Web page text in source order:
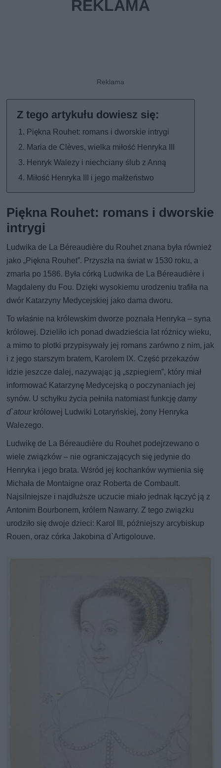
Piękna Rouhet: romans i dworskie intrygi
Maria de Clèves, wielka miłość Henryka III
Henryk Walezy i niechciany ślub z Anną
Miłość Henryka III i jego małżeństwo
Piękna Rouhet: romans i dworskie
intrygi
Ludwika de La Béreaudière du Rouhet znana była również
jako „Piękna Rouhet”. Przyszła na świat w 1530 roku, a
zmarła po 1586. Była córką Ludwika de La Béreaudière i
Magdaleny du Fou. Dzięki wysokiemu urodzeniu trafiła na
dwór Katarzyny Medycejskiej jako dama dworu.
To właśnie na królewskim dworze poznała Henryka – syna
królowej. Dzieliło ich ponad dwadzieścia lat różnicy wieku,
a mimo to plotki przypisywały jej romans zarówno z nim, jak
i z jego starszym bratem, Karolem IX. Część przekazów
idzie jeszcze dalej, nazywając ją „szpiegiem”, który miał
informować Katarzynę Medycejską o poczynaniach jej
synów. U schyłku życia pełniła natomiast funkcjędamy
d`atourkrólowej Ludwiki Lotaryńskiej, żony Henryka
Walezego.
Ludwikę de La Béreaudière du Rouhet podejrzewano o
wiele związków – nie ograniczających się jedynie do
Henryka i jego brata. Wśród jej kochanków wymienia się
Michała de Montaigne oraz Roberta de Combault.
Najsilniejsze i najdłuższe uczucie miało jednak łączyć ją z
Antonim Bourbonem, królem Nawarry. Z tego związku
urodziło się dwoje dzieci: Karol III, późniejszy arcybiskup
Rouen, oraz córka Jakobina d`Artigolouve.